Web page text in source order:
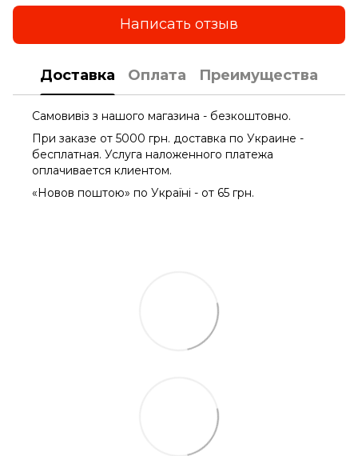
Написать отзыв
Доставка Оплата Преимущества
Самовивіз з нашого магазина - безкоштовно.
При заказе от 5000 грн. доставка по Украине -
бесплатная. Услуга наложенного платежа
оплачиваетcя клиентом.
«Новов поштою» по Україні - от 65 грн.